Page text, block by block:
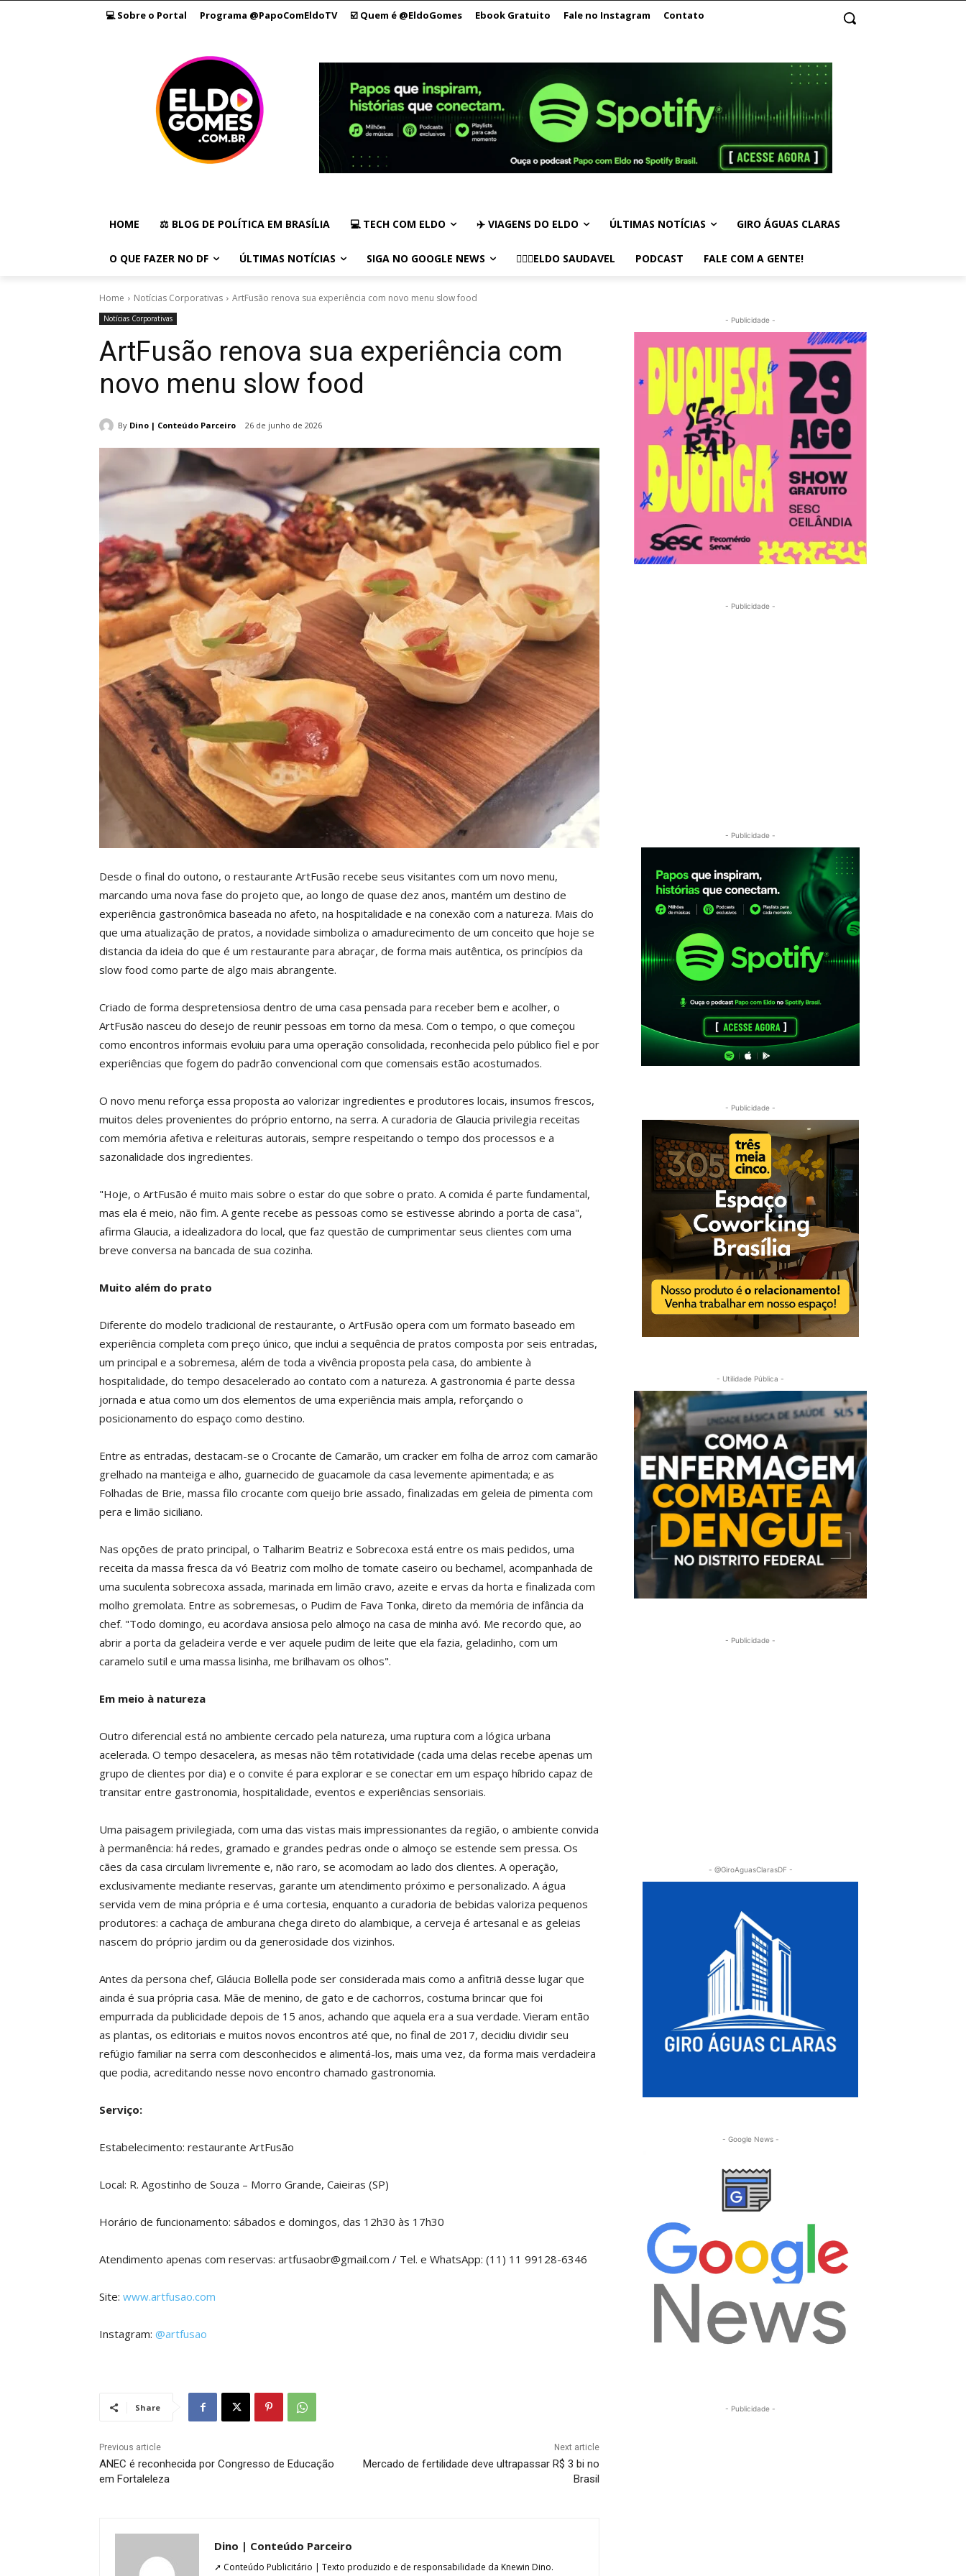
💻 Sobre o Portal Programa @PapoComEldoTV ☑️ Quem é @EldoGomes Ebook Gratuito Fale no Instagram Contato
HOME ⚖️ BLOG DE POLÍTICA EM BRASÍLIA 💻 TECH COM ELDO ✈️ VIAGENS DO ELDO ÚLTIMAS NOTÍCIAS GIRO ÁGUAS CLARAS
O QUE FAZER NO DF ÚLTIMAS NOTÍCIAS SIGA NO GOOGLE NEWS 🏃🏻‍♂️ELDO SAUDAVEL PODCAST FALE COM A GENTE!
Home Notícias Corporativas ArtFusão renova sua experiência com novo menu slow food
Notícias Corporativas
ArtFusão renova sua experiência com
novo menu slow food
By Dino | Conteúdo Parceiro 26 de junho de 2026
Desde o final do outono, o restaurante ArtFusão recebe seus visitantes com um novo menu,
marcando uma nova fase do projeto que, ao longo de quase dez anos, mantém um destino de
experiência gastronômica baseada no afeto, na hospitalidade e na conexão com a natureza. Mais do
que uma atualização de pratos, a novidade simboliza o amadurecimento de um conceito que hoje se
distancia da ideia do que é um restaurante para abraçar, de forma mais autêntica, os princípios da
slow food como parte de algo mais abrangente.
Criado de forma despretensiosa dentro de uma casa pensada para receber bem e acolher, o
ArtFusão nasceu do desejo de reunir pessoas em torno da mesa. Com o tempo, o que começou
como encontros informais evoluiu para uma operação consolidada, reconhecida pelo público fiel e por
experiências que fogem do padrão convencional com que comensais estão acostumados.
O novo menu reforça essa proposta ao valorizar ingredientes e produtores locais, insumos frescos,
muitos deles provenientes do próprio entorno, na serra. A curadoria de Glaucia privilegia receitas
com memória afetiva e releituras autorais, sempre respeitando o tempo dos processos e a
sazonalidade dos ingredientes.
"Hoje, o ArtFusão é muito mais sobre o estar do que sobre o prato. A comida é parte fundamental,
mas ela é meio, não fim. A gente recebe as pessoas como se estivesse abrindo a porta de casa",
afirma Glaucia, a idealizadora do local, que faz questão de cumprimentar seus clientes com uma
breve conversa na bancada de sua cozinha.
Muito além do prato
Diferente do modelo tradicional de restaurante, o ArtFusão opera com um formato baseado em
experiência completa com preço único, que inclui a sequência de pratos composta por seis entradas,
um principal e a sobremesa, além de toda a vivência proposta pela casa, do ambiente à
hospitalidade, do tempo desacelerado ao contato com a natureza. A gastronomia é parte dessa
jornada e atua como um dos elementos de uma experiência mais ampla, reforçando o
posicionamento do espaço como destino.
Entre as entradas, destacam-se o Crocante de Camarão, um cracker em folha de arroz com camarão
grelhado na manteiga e alho, guarnecido de guacamole da casa levemente apimentada; e as
Folhadas de Brie, massa filo crocante com queijo brie assado, finalizadas em geleia de pimenta com
pera e limão siciliano.
Nas opções de prato principal, o Talharim Beatriz e Sobrecoxa está entre os mais pedidos, uma
receita da massa fresca da vó Beatriz com molho de tomate caseiro ou bechamel, acompanhada de
uma suculenta sobrecoxa assada, marinada em limão cravo, azeite e ervas da horta e finalizada com
molho gremolata. Entre as sobremesas, o Pudim de Fava Tonka, direto da memória de infância da
chef. "Todo domingo, eu acordava ansiosa pelo almoço na casa de minha avó. Me recordo que, ao
abrir a porta da geladeira verde e ver aquele pudim de leite que ela fazia, geladinho, com um
caramelo sutil e uma massa lisinha, me brilhavam os olhos".
Em meio à natureza
Outro diferencial está no ambiente cercado pela natureza, uma ruptura com a lógica urbana
acelerada. O tempo desacelera, as mesas não têm rotatividade (cada uma delas recebe apenas um
grupo de clientes por dia) e o convite é para explorar e se conectar em um espaço híbrido capaz de
transitar entre gastronomia, hospitalidade, eventos e experiências sensoriais.
Uma paisagem privilegiada, com uma das vistas mais impressionantes da região, o ambiente convida
à permanência: há redes, gramado e grandes pedras onde o almoço se estende sem pressa. Os
cães da casa circulam livremente e, não raro, se acomodam ao lado dos clientes. A operação,
exclusivamente mediante reservas, garante um atendimento próximo e personalizado. A água
servida vem de mina própria e é uma cortesia, enquanto a curadoria de bebidas valoriza pequenos
produtores: a cachaça de amburana chega direto do alambique, a cerveja é artesanal e as geleias
nascem do próprio jardim ou da generosidade dos vizinhos.
Antes da persona chef, Gláucia Bollella pode ser considerada mais como a anfitriã desse lugar que
ainda é sua própria casa. Mãe de menino, de gato e de cachorros, costuma brincar que foi
empurrada da publicidade depois de 15 anos, achando que aquela era a sua verdade. Vieram então
as plantas, os editoriais e muitos novos encontros até que, no final de 2017, decidiu dividir seu
refúgio familiar na serra com desconhecidos e alimentá-los, mais uma vez, da forma mais verdadeira
que podia, acreditando nesse novo encontro chamado gastronomia.
Serviço:
Estabelecimento: restaurante ArtFusão
Local: R. Agostinho de Souza – Morro Grande, Caieiras (SP)
Horário de funcionamento: sábados e domingos, das 12h30 às 17h30
Atendimento apenas com reservas: artfusaobr@gmail.com / Tel. e WhatsApp: (11) 11 99128-6346
Site: www.artfusao.com
Instagram: @artfusao
Share
Previous article
ANEC é reconhecida por Congresso de Educação
em Fortaleleza
Next article
Mercado de fertilidade deve ultrapassar R$ 3 bi no
Brasil
Dino | Conteúdo Parceiro
➚ Conteúdo Publicitário | Texto produzido e de responsabilidade da Knewin Dino.
- Publicidade -
- Publicidade -
- Publicidade -
- Publicidade -
- Utilidade Pública -
- Publicidade -
- @GiroAguasClarasDF -
- Google News -
- Publicidade -